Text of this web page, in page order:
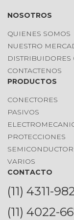
NOSOTROS
QUIENES SOMOS
NUESTRO
DISTRIBUIDORES
CONTACTENOS
PRODUCTOS
CONECTORES
PASIVOS
PROTECCIONES
VARIOS
CONTACTO
(11) 4311-
(11) 4022-